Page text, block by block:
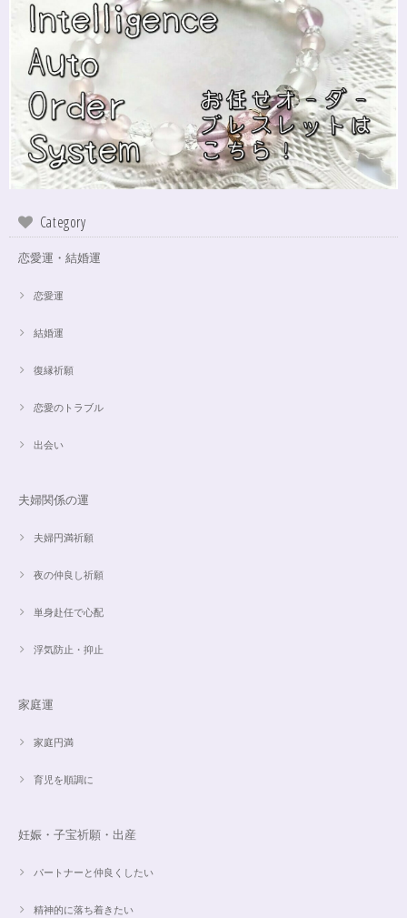
Category
恋愛運・結婚運
恋愛運
結婚運
復縁祈願
恋愛のトラブル
出会い
夫婦関係の運
夫婦円満祈願
夜の仲良し祈願
単身赴任で心配
浮気防止・抑止
家庭運
家庭円満
育児を順調に
妊娠・子宝祈願・出産
パートナーと仲良くしたい
精神的に落ち着きたい